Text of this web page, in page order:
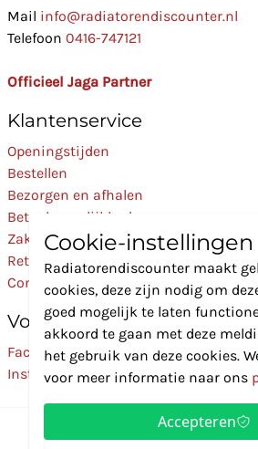
Mail info@radiatorendiscounter.nl
Telefoon 0416-747121
Officieel Jaga Partner
Klantenservice
Openingstijden
Bestellen
Bezorgen en afhalen
Betaalmogelijkheden
Zakelijk
Retourneren
Contact
Volg Ons
Facebook
Instagram
Cookie-instellingen
Radiatorendiscounter maakt
cookies, deze zijn nodig om
goed mogelijk te laten
akkoord te gaan met deze
het gebruik van deze cookies.
voor meer informatie naar ons
Accepteren